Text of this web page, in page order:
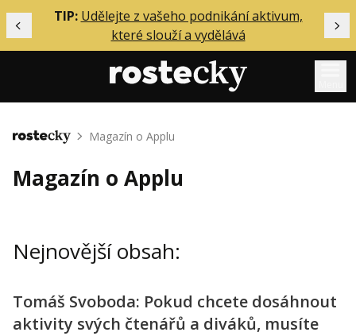
Předchozí
TIP: Udělejte z vašeho podnikání aktivum,
které slouží a vydělává
Mentoring
Solo
Inzerce
Přihlášení
Domů Magazín o Applu
Magazín o Applu
Nejnovější obsah:
Tomáš Svoboda: Pokud chcete dosáhnout
aktivity svých čtenářů a diváků, musíte